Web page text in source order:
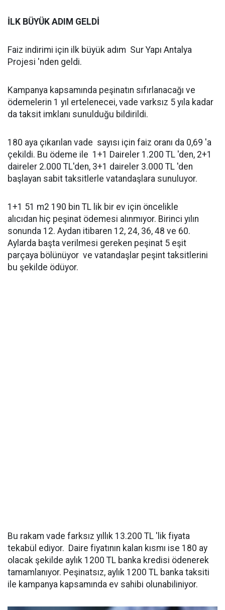
İLK BÜYÜK ADIM GELDİ
Faiz indirimi için ilk büyük adım Sur Yapı Antalya
Projesi 'nden geldi.
Kampanya kapsamında peşinatın sıfırlanacağı ve
ödemelerin 1 yıl ertelenecei, vade varksız 5 yıla kadar
da taksit imklanı sunulduğu bildirildi.
180 aya çıkarılan vade sayısı için faiz oranı da 0,69 'a
çekildi. Bu ödeme ile 1+1 Daireler 1.200 TL 'den, 2+1
daireler 2.000 TL'den, 3+1 daireler 3.000 TL 'den
başlayan sabit taksitlerle vatandaşlara sunuluyor.
1+1 51 m2 190 bin TL lik bir ev için öncelikle
alıcıdan hiç peşinat ödemesi alınmıyor. Birinci yılın
sonunda 12. Aydan itibaren 12, 24, 36, 48 ve 60.
Aylarda başta verilmesi gereken peşinat 5 eşit
parçaya bölünüyor ve vatandaşlar peşint taksitlerini
bu şekilde ödüyor.
Bu rakam vade farksız yıllık 13.200 TL 'lik fiyata
tekabül ediyor. Daire fiyatının kalan kısmı ise 180 ay
olacak şekilde aylık 1200 TL banka kredisi ödenerek
tamamlanıyor. Peşinatsız, aylık 1200 TL banka taksiti
ile kampanya kapsamında ev sahibi olunabiliniyor.